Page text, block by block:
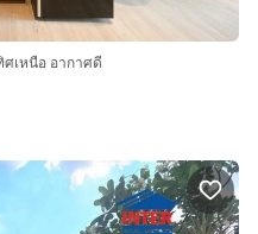
เหนือ อากาศดี